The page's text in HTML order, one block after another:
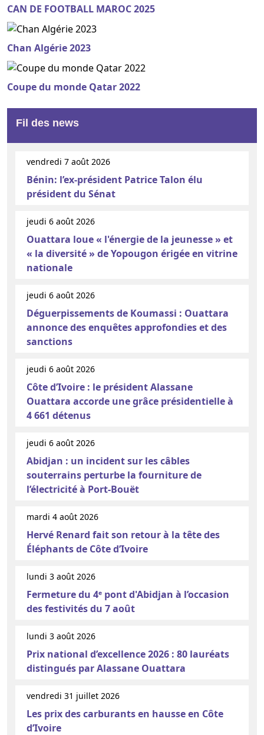
CAN DE FOOTBALL MAROC 2025
Chan Algérie 2023
Coupe du monde Qatar 2022
Fil des news
vendredi 7 août 2026
Bénin: l’ex-président Patrice Talon élu
président du Sénat
jeudi 6 août 2026
Ouattara loue « l'énergie de la jeunesse » et
« la diversité » de Yopougon érigée en vitrine
nationale
jeudi 6 août 2026
Déguerpissements de Koumassi : Ouattara
annonce des enquêtes approfondies et des
sanctions
jeudi 6 août 2026
Côte d’Ivoire : le président Alassane
Ouattara accorde une grâce présidentielle à
4 661 détenus
jeudi 6 août 2026
Abidjan : un incident sur les câbles
souterrains perturbe la fourniture de
l’électricité à Port-Bouët
mardi 4 août 2026
Hervé Renard fait son retour à la tête des
Éléphants de Côte d’Ivoire
lundi 3 août 2026
Fermeture du 4ᵉ pont d'Abidjan à l’occasion
des festivités du 7 août
lundi 3 août 2026
Prix national d’excellence 2026 : 80 lauréats
distingués par Alassane Ouattara
vendredi 31 juillet 2026
Les prix des carburants en hausse en Côte
d’Ivoire